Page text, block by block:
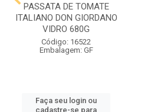
PASSATA DE TOMATE
ITALIANO DON GIORDANO
VIDRO 680G
Código: 16522
Embalagem: GF
Faça seu login ou
cadastre-se para